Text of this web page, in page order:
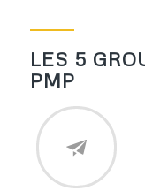
LES 5
PMP